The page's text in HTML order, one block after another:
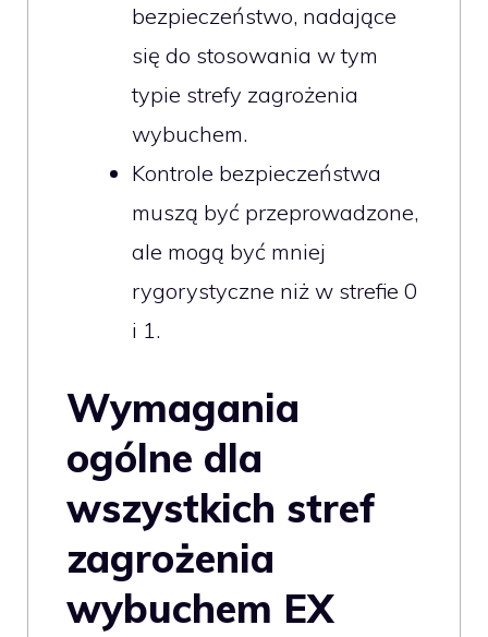
bezpieczeństwo, nadające
się do stosowania w tym
typie strefy zagrożenia
wybuchem.
Kontrole bezpieczeństwa
muszą być przeprowadzone,
ale mogą być mniej
rygorystyczne niż w strefie 0
i 1.
Wymagania
ogólne dla
wszystkich stref
zagrożenia
wybuchem EX